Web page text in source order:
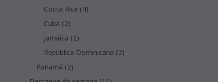
product
Costa Rica 44
Cuba 22
products
Jamaica 22
products
República Dominicana 22
Panamá 22